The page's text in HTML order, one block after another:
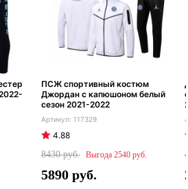
ПСЖ спортивный костюм
Джордан с капюшоном белый
сезон 2021-2022
117329
4.88
8430
2540
5890